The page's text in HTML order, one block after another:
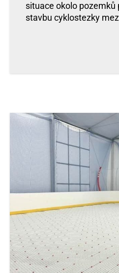
situace okolo pozemků
stavbu cyklostezky